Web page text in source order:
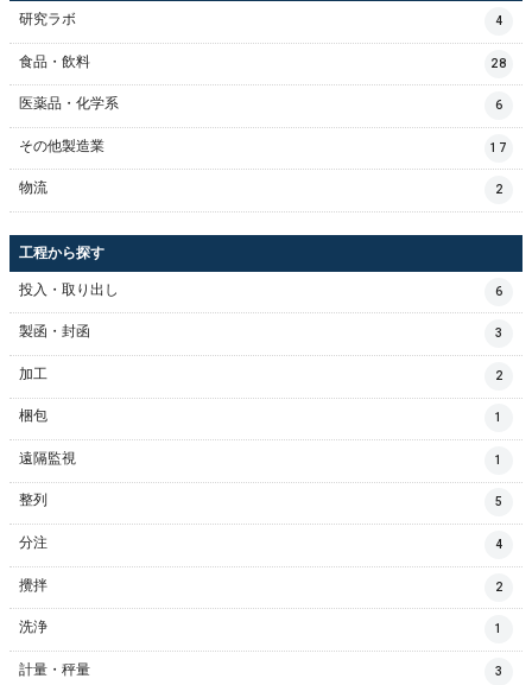
研究ラボ 4
食品・飲料 28
医薬品・化学系 6
その他製造業 17
物流 2
工程から探す
投入・取り出し 6
製函・封函 3
加工 2
梱包 1
遠隔監視 1
整列 5
分注 4
攪拌 2
洗浄 1
計量・秤量 3